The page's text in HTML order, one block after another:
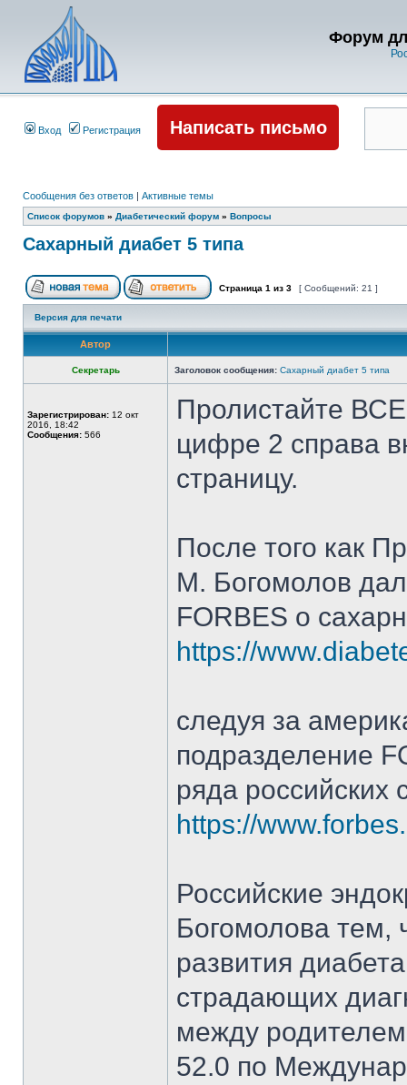
Форум
Вход Регистрация Написать письмо
Сообщения без ответов | Активные темы
Список форумов » Диабетический форум » Вопросы
Сахарный диабет 5 типа
Страница 1 из 3 [ Сообщений: 21 ]
Версия для печати
Автор
Секретарь Заголовок сообщения: Сахарный диабет 5 типа
Зарегистрирован: 12 окт
2016, 18:42
Сообщения: 566
Пролистайте
цифре 2 справа
страницу.
После того как
М. Богомолов
FORBES о
https://
следуя за
подразделение
ряда российских
https://
Российские
Богомолова тем,
развития
страдающих
между
52.0 по